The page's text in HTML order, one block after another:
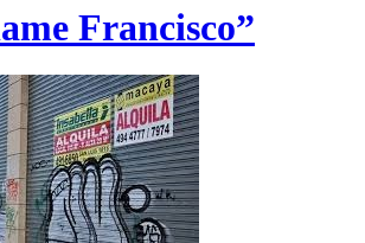
Francisco”